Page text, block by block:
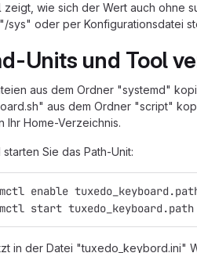
zeigt, wie sich der Wert auch ohne
sys" oder per Konfigurationsdatei
Units und Tool
aus dem Ordner "systemd"
aus dem Ordner "script"
Ihr Home-Verzeichnis.
Sie das Path-Unit:
enable
start tuxedo_keyboard.path
in der Datei "tuxedo_keybord.ini"